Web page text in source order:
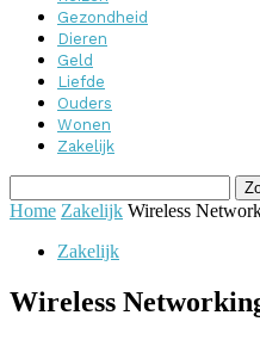
Gezondheid
Dieren
Geld
Liefde
Ouders
Wonen
Zakelijk
Home Zakelijk Wireless
Zakelijk
Wireless